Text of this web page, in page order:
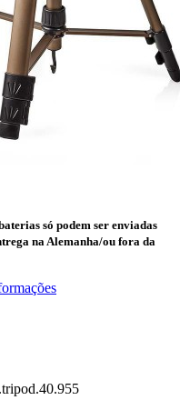
só podem ser enviadas
na Alemanha/ou fora da